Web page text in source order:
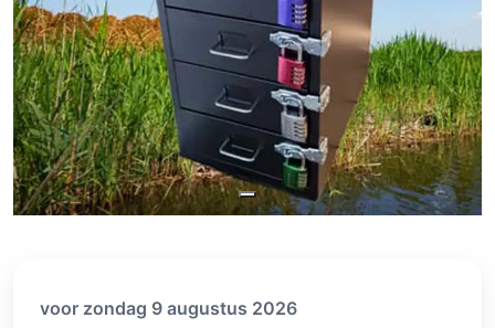
voor zondag 9 augustus 2026